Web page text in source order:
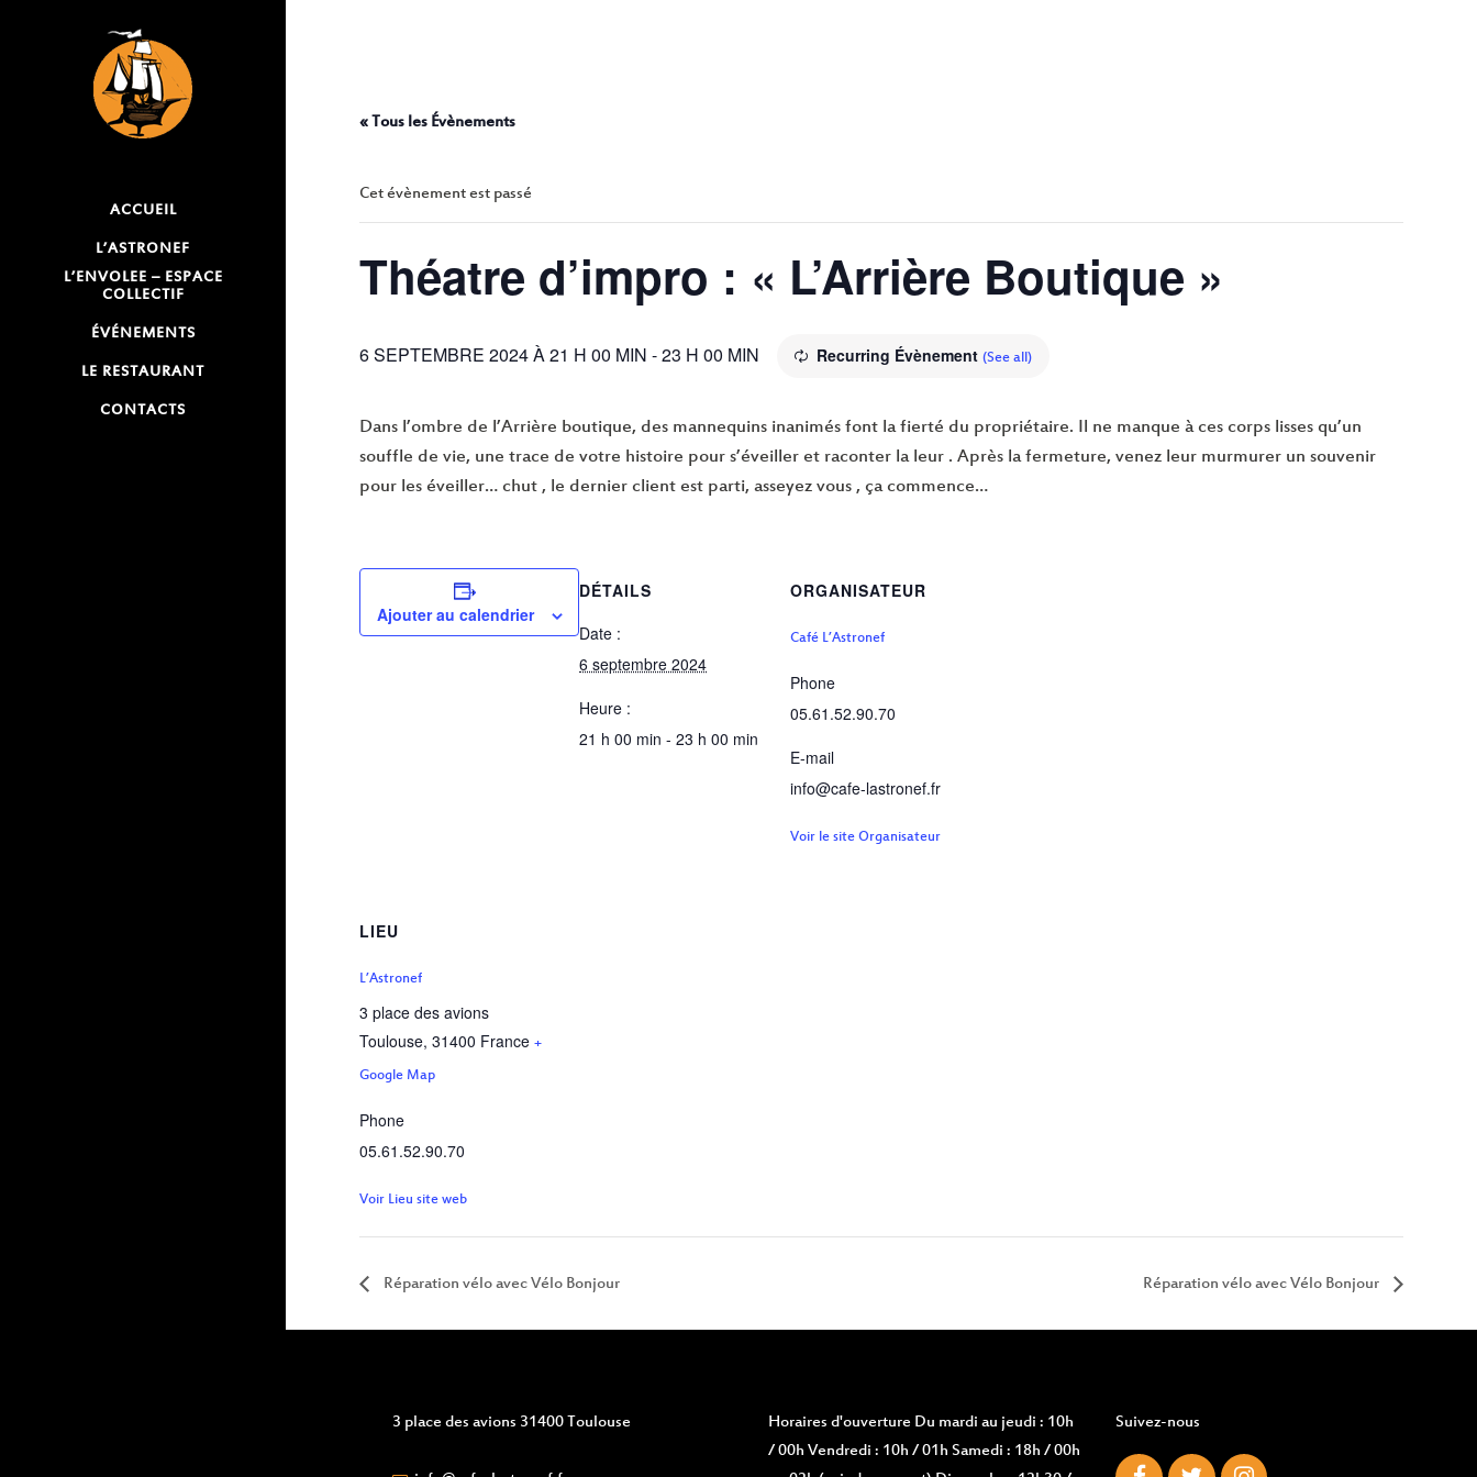
ACCUEIL
L’ASTRONEF
L’ENVOLEE – ESPACE
COLLECTIF
ÉVÉNEMENTS
LE RESTAURANT
CONTACTS
« Tous les Évènements
Cet évènement est passé
Théatre d’impro : « L’Arrière Boutique »
6 SEPTEMBRE 2024 À 21 H 00 MIN -23 H 00 MIN Recurring Évènement (See all)
Dans l’ombre de l’Arrière boutique, des mannequins inanimés font la fierté du propriétaire. Il ne manque à ces corps lisses qu’un
souffle de vie, une trace de votre histoire pour s’éveiller et raconter la leur . Après la fermeture, venez leur murmurer un souvenir
pour les éveiller… chut , le dernier client est parti, asseyez vous , ça commence…
Ajouter au calendrier
DÉTAILS
Date :
6 septembre 2024
Heure :
21 h 00 min - 23 h 00 min
ORGANISATEUR
Café L’Astronef
Phone
05.61.52.90.70
E-mail
info@cafe-lastronef.fr
Voir le site Organisateur
LIEU
L’Astronef
3 place des avions
Toulouse, 31400 France +
Google Map
Phone
05.61.52.90.70
Voir Lieu site web
Réparation vélo avec Vélo Bonjour Réparation vélo avec Vélo Bonjour
3 place des avions 31400 Toulouse Horaires d'ouvertureDu mardi au jeudi : 10h
/ 00h Vendredi : 10h / 01h Samedi : 18h / 00h
Suivez-nous